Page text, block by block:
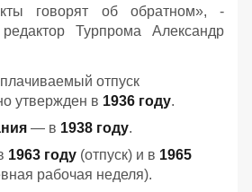
говорят об обратном», -
Турпрома Александр
отпуск
утвержден в 1936 году.
— в 1938 году.
1963 году (отпуск) и в 1965
рабочая неделя).